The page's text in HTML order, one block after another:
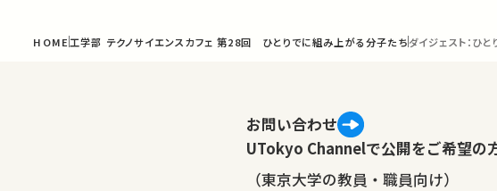
HOME 工学部 テクノサイエンスカフェ 第28回 ひとりでに組み上がる分子たちダイジェスト：ひ
お問い合わせ
UTokyo Channelで公開をご希望の
（東京大学の教員・職員向け）